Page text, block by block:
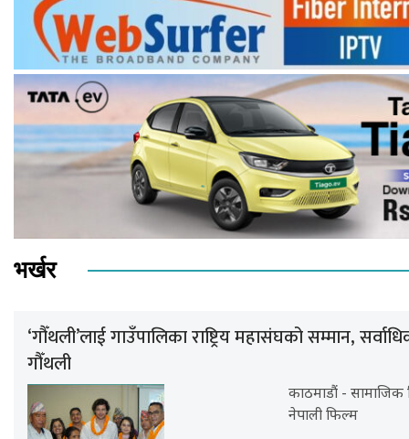
भर्खर
‘गौँथली’लाई गाउँपालिका राष्ट्रिय महासंघको सम्मान,
गौँथली
काठमाडौं - सामाजिक
नेपाली फिल्म